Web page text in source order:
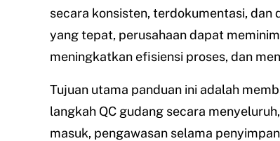
secara konsisten, terdokumentasi, dan
yang tepat, perusahaan dapat
meningkatkan efisiensi proses, dan
Tujuan utama panduan ini adalah
langkah QC gudang secara
masuk, pengawasan selama